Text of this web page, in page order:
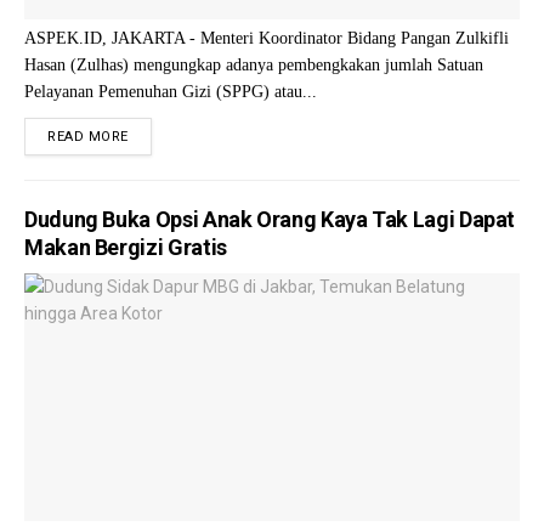
ASPEK.ID, JAKARTA - Menteri Koordinator Bidang Pangan Zulkifli
Hasan (Zulhas) mengungkap adanya pembengkakan jumlah Satuan
Pelayanan Pemenuhan Gizi (SPPG) atau...
READ MORE
Dudung Buka Opsi Anak Orang Kaya Tak Lagi Dapat
Makan Bergizi Gratis